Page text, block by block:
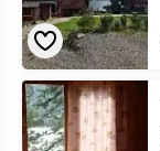
«Седьмой
этаж»
гостевой
дом